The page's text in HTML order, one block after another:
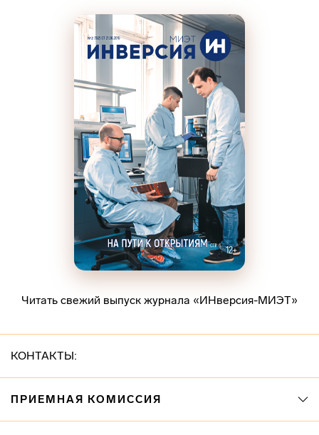
Читать свежий выпуск журнала «ИНверсия-МИЭТ»
КОНТАКТЫ:
ПРИЕМНАЯ КОМИССИЯ